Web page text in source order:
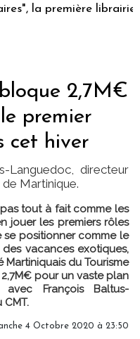
librairie du
2,7M€
premier
cet hiver
Languedoc, directeur
Martinique.
tout à fait comme les
jouer les premiers rôles
se positionner comme le
vacances exotiques,
Martiniquais du Tourisme
pour un vaste plan
François Baltus-
4 Octobre 2020 à 23:50